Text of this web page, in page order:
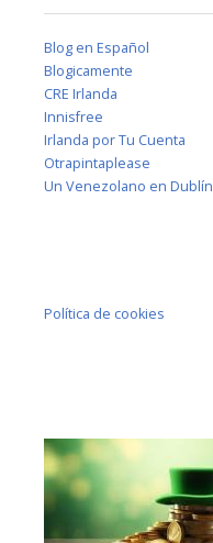
Blog en Español
Blogicamente
CRE Irlanda
Innisfree
Irlanda por Tu Cuenta
Otrapintaplease
Un Venezolano en Dublín
Política de cookies